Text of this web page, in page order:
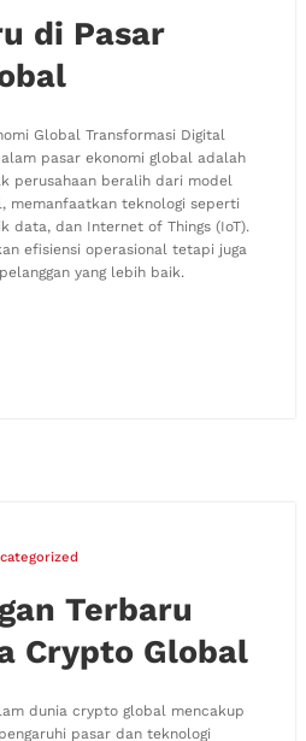
di Pasar
Global Transformasi Digital
pasar ekonomi global adalah
perusahaan beralih dari model
memanfaatkan teknologi seperti
data, dan Internet of Things (IoT).
efisiensi operasional tetapi juga
yang lebih baik.
Terbaru
Crypto Global
dunia crypto global mencakup
pasar dan teknologi